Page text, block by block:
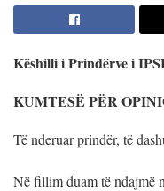
Këshilli i Prindërve i
KUMTESË PËR
Të nderuar prindër, të
Në fillim duam të ndajmë